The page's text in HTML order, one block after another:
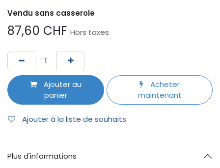
Vendu sans casserole
87,60 CHF Hors taxes
Ajouter au
panier
Acheter
maintenant
Ajouter à la liste de souhaits
Plus d'informations